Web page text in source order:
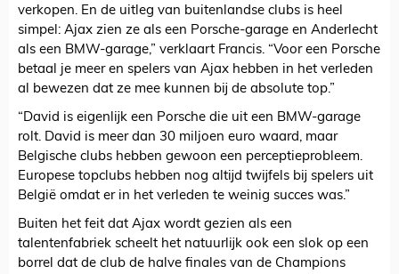
verkopen. En de uitleg van buitenlandse clubs is heel
simpel: Ajax zien ze als een Porsche-garage en Anderlecht
als een BMW-garage,” verklaart Francis. “Voor een Porsche
betaal je meer en spelers van Ajax hebben in het verleden
al bewezen dat ze mee kunnen bij de absolute top.”
“David is eigenlijk een Porsche die uit een BMW-garage
rolt. David is meer dan 30 miljoen euro waard, maar
Belgische clubs hebben gewoon een perceptieprobleem.
Europese topclubs hebben nog altijd twijfels bij spelers uit
België omdat er in het verleden te weinig succes was.”
Buiten het feit dat Ajax wordt gezien als een
talentenfabriek scheelt het natuurlijk ook een slok op een
borrel dat de club de halve finales van de Champions